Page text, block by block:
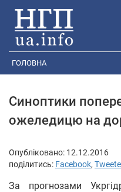
ГОЛОВНА
Синоптики
ожеледицю на
Опубліковано: 12.12.2016
поділитись: Facebook,
За прогнозами